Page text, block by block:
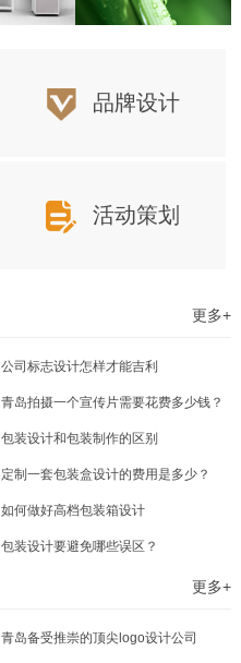
品牌设计
活动策划
更多+
公司标志设计怎样才能吉利
青岛拍摄一个宣传片需要花费多少钱？
包装设计和包装制作的区别
定制一套包装盒设计的费用是多少？
如何做好高档包装箱设计
包装设计要避免哪些误区？
更多+
青岛备受推崇的顶尖logo设计公司